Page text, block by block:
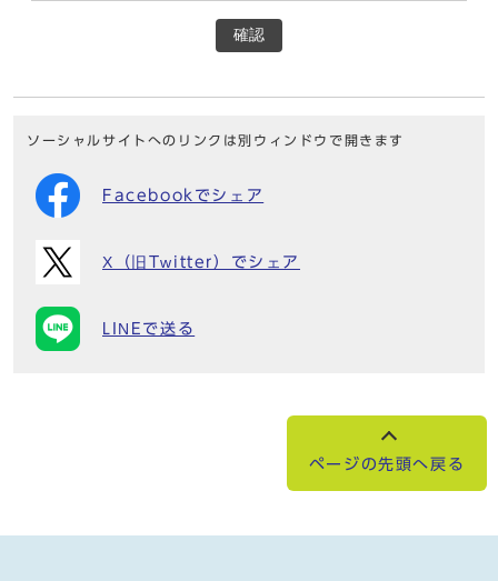
確認
ソーシャルサイトへのリンクは別ウィンドウで開きます
Facebookでシェア
X（旧Twitter）でシェア
LINEで送る
ページの先頭へ戻る